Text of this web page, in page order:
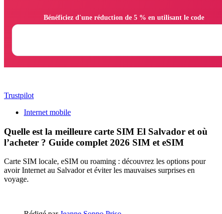
Trustpilot
Internet mobile
Quelle est la meilleure carte SIM El Salvador et où
l’acheter ? Guide complet 2026 SIM et eSIM
Carte SIM locale, eSIM ou roaming : découvrez les options pour
avoir Internet au Salvador et éviter les mauvaises surprises en
voyage.